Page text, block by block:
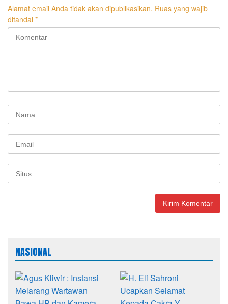
Alamat email Anda tidak akan dipublikasikan. Ruas yang wajib
ditandai *
NASIONAL